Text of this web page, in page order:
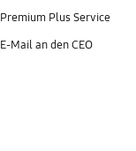
Premium Plus Service
E-Mail an den CEO